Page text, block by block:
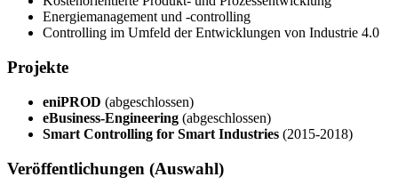
Energiemanagement und -controlling
Controlling im Umfeld der Entwicklungen von Industrie 4.0
Projekte
eniPROD (abgeschlossen)
eBusiness-Engineering (abgeschlossen)
Smart Controlling for Smart Industries (2015-2018)
Veröffentlichungen (Auswahl)